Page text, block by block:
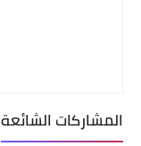
المشاركات الشائعة